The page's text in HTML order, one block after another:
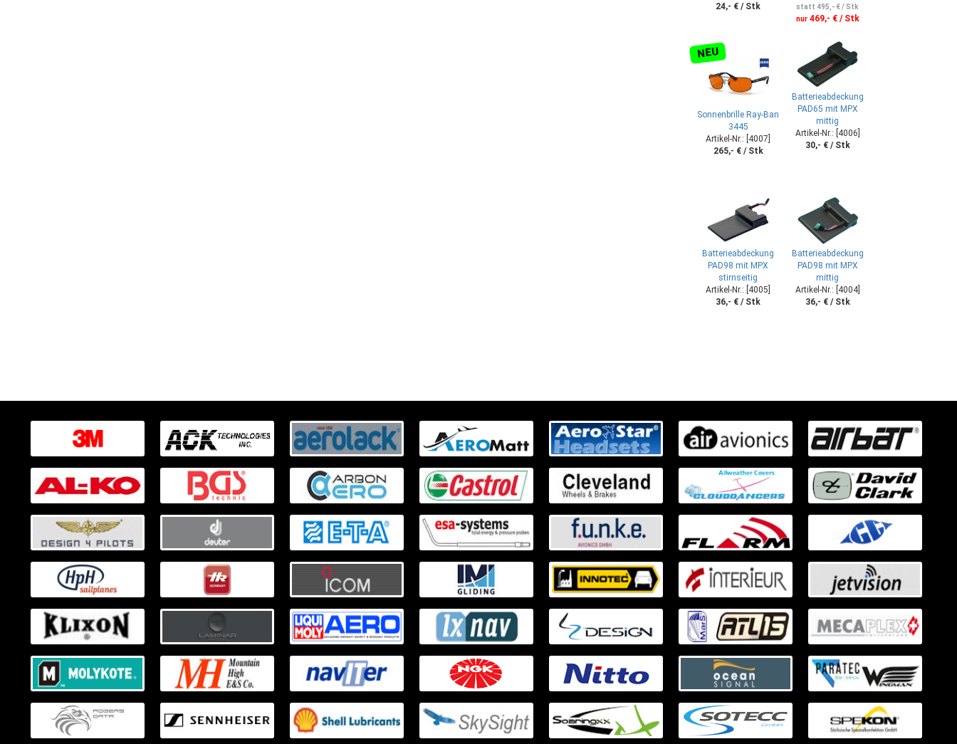
24,- € / Stk
statt 495,- € / Stk
nur469,- € / Stk
NEU
Sonnenbrille Ray-Ban
3445
Artikel-Nr.: [4007]
265,- € / Stk
Batterieabdeckung
PAD65 mit MPX
mittig
Artikel-Nr.: [4006]
30,- € / Stk
Batterieabdeckung
PAD98 mit MPX
stirnseitig
Artikel-Nr.: [4005]
36,- € / Stk
Batterieabdeckung
PAD98 mit MPX
mittig
Artikel-Nr.: [4004]
36,- € / Stk